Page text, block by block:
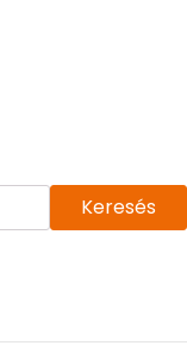
Keresés